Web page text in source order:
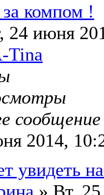
компом !
24 июня
Tina
2014,
увидеть